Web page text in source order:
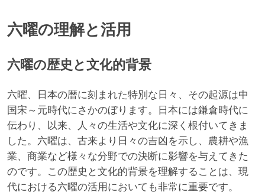
六曜の理解と活用
六曜の歴史と文化的背景
六曜、日本の暦に刻まれた特別な日々、その起源は中
国宋～元時代にさかのぼります。日本には鎌倉時代に
伝わり、以来、人々の生活や文化に深く根付いてきま
した。六曜は、古来より日々の吉凶を示し、農耕や漁
業、商業など様々な分野での決断に影響を与えてきた
のです。この歴史と文化的背景を理解することは、現
代における六曜の活用においても非常に重要です。